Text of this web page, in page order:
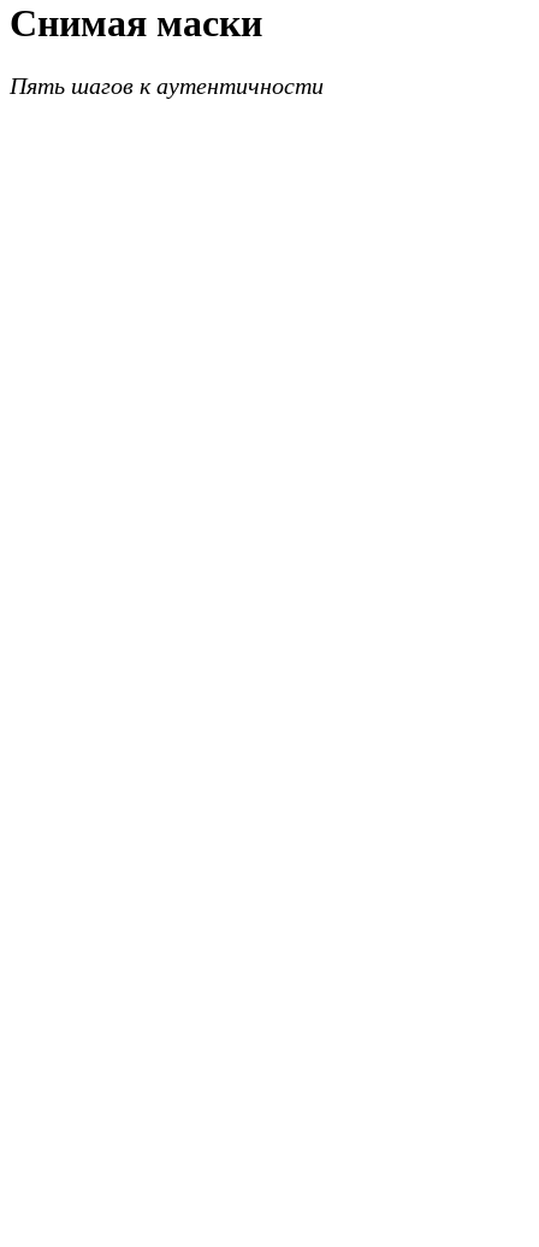
Снимая маски
Пять шагов к аутентичности